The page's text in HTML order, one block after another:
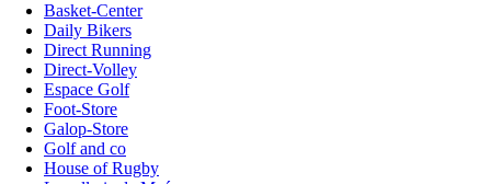
Basket-Center
Daily Bikers
Direct Running
Direct-Volley
Espace Golf
Foot-Store
Galop-Store
Golf and co
House of Rugby